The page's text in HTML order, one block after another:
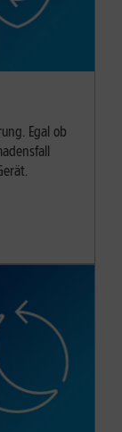
Egal ob